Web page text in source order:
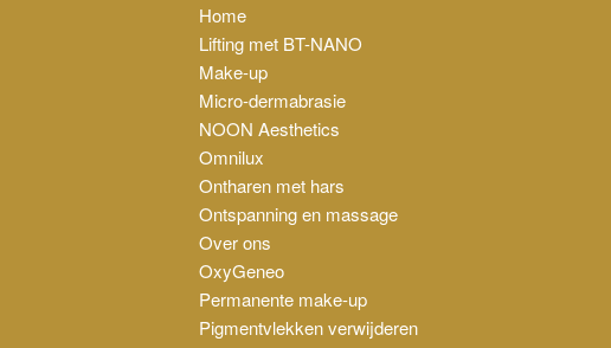
Home
Lifting met BT-NANO
Make-up
Micro-dermabrasie
NOON Aesthetics
Omnilux
Ontharen met hars
Ontspanning en massage
Over ons
OxyGeneo
Permanente make-up
Pigmentvlekken verwijderen